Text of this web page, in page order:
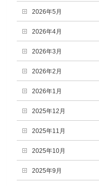
2026年5月
2026年4月
2026年3月
2026年2月
2026年1月
2025年12月
2025年11月
2025年10月
2025年9月